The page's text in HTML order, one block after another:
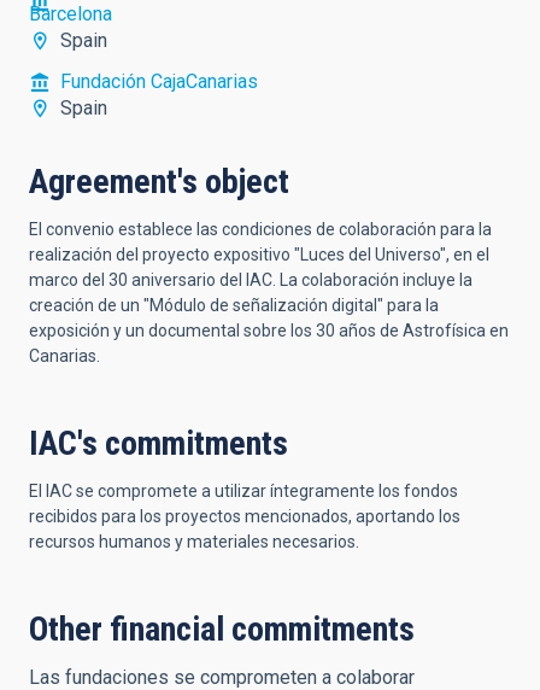
Barcelona
Spain
Fundación CajaCanarias
Spain
Agreement's object
El convenio establece las condiciones de colaboración para la
realización del proyecto expositivo "Luces del Universo", en el
marco del 30 aniversario del IAC. La colaboración incluye la
creación de un "Módulo de señalización digital" para la
exposición y un documental sobre los 30 años de Astrofísica en
Canarias.
IAC's commitments
El IAC se compromete a utilizar íntegramente los fondos
recibidos para los proyectos mencionados, aportando los
recursos humanos y materiales necesarios.
Other financial commitments
Las fundaciones se comprometen a colaborar